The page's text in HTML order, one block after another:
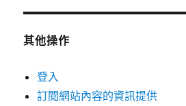
其他操作
登入
訂閱網站內容的資訊提供